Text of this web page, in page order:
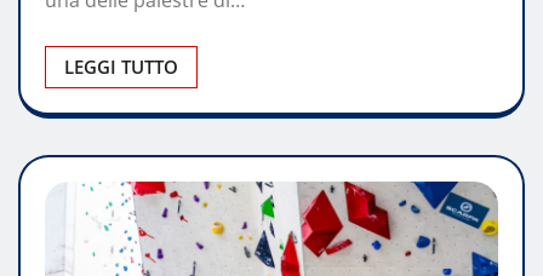
LEGGI TUTTO